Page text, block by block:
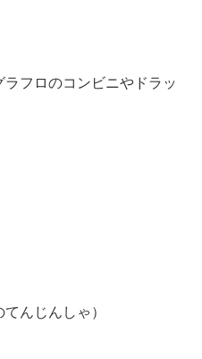
フロのコンビニやドラッ
んじんしゃ）